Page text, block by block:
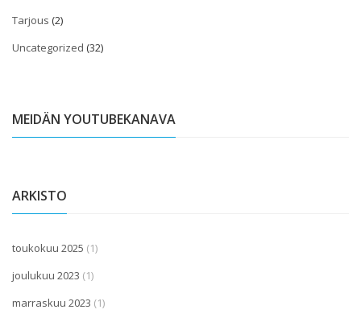
Tarjous (2)
Uncategorized (32)
MEIDÄN YOUTUBEKANAVA
ARKISTO
toukokuu 2025 (1)
joulukuu 2023 (1)
marraskuu 2023 (1)